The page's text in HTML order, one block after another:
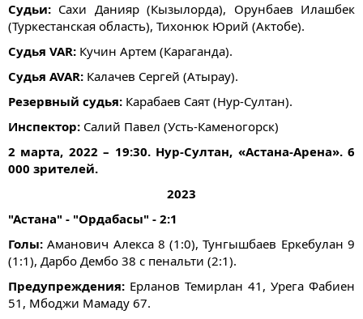
Судьи: Сахи Данияр (Кызылорда), Орунбаев Илашбек
(Туркестанская область), Тихонюк Юрий (Актобе).
Судья VAR: Кучин Артем (Караганда).
Судья AVAR: Калачев Сергей (Атырау).
Резервный судья: Карабаев Саят (Нур-Султан).
Инспектор: Салий Павел (Усть-Каменогорск)
2 марта, 2022 – 19:30. Нур-Султан, «Астана-Арена». 6
000 зрителей.
2023
"Астана" - "Ордабасы" - 2:1
Голы: Аманович Алекса 8 (1:0), Тунгышбаев Еркебулан 9
(1:1), Дарбо Дембо 38 с пенальти (2:1).
Предупреждения: Ерланов Темирлан 41, Урега Фабиен
51, Мбоджи Мамаду 67.